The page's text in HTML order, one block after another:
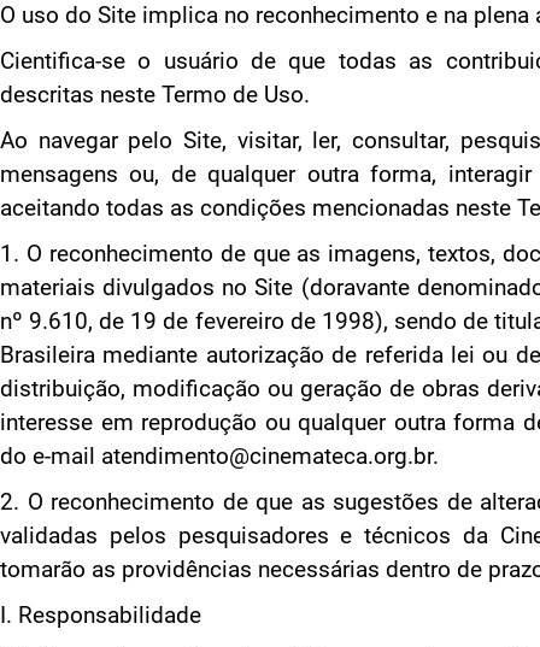
O uso do Site implica no reconhecimento e na
Cientifica-se o usuário de que todas as
descritas neste Termo de Uso.
Ao navegar pelo Site, visitar, ler, consultar,
mensagens ou, de qualquer outra forma,
aceitando todas as condições mencionadas neste
1. O reconhecimento de que as imagens, textos,
materiais divulgados no Site (doravante
nº 9.610, de 19 de fevereiro de 1998), sendo de
Brasileira mediante autorização de referida lei ou
distribuição, modificação ou geração de obras
interesse em reprodução ou qualquer outra forma
do e-mail atendimento@cinemateca.org.br.
2. O reconhecimento de que as sugestões de
validadas pelos pesquisadores e técnicos da
tomarão as providências necessárias dentro de
I. Responsabilidade